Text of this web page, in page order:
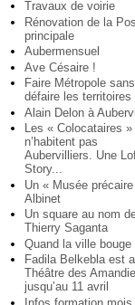
Travaux de voirie
Rénovation de la
principale
Aubermensuel
Ave Césaire !
Faire Métropole sans
défaire les territoires
Alain Delon à
Les « Colocataires »
n’habitent pas
Aubervilliers. Une
Story...
Un « Musée
Albinet
Un square au nom
Thierry Saganta
Quand la ville bouge
Fadila Belkebla est
Théâtre des
jusqu’au 11 avril